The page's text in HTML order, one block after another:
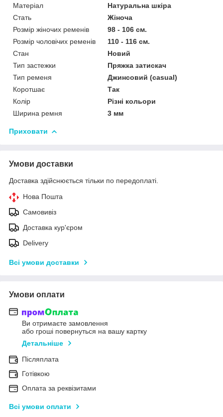
Матеріал
Натуральна шкіра
Стать
Жіноча
Розмір жіночих ременів
98 - 106 см.
Розмір чоловічих ременів
110 - 116 см.
Стан
Новий
Тип застежки
Пряжка затискач
Тип ременя
Джинсовий (casual)
Коротшає
Так
Колір
Різні кольори
Ширина ремня
3 мм
Приховати
Умови доставки
Доставка здійснюється тільки по передоплаті.
Нова Пошта
Самовивіз
Доставка кур'єром
Delivery
Всі умови доставки
Умови оплати
Ви отримаєте замовлення
або гроші повернуться на вашу картку
Детальніше
Післяплата
Готівкою
Оплата за реквізитами
Всі умови оплати